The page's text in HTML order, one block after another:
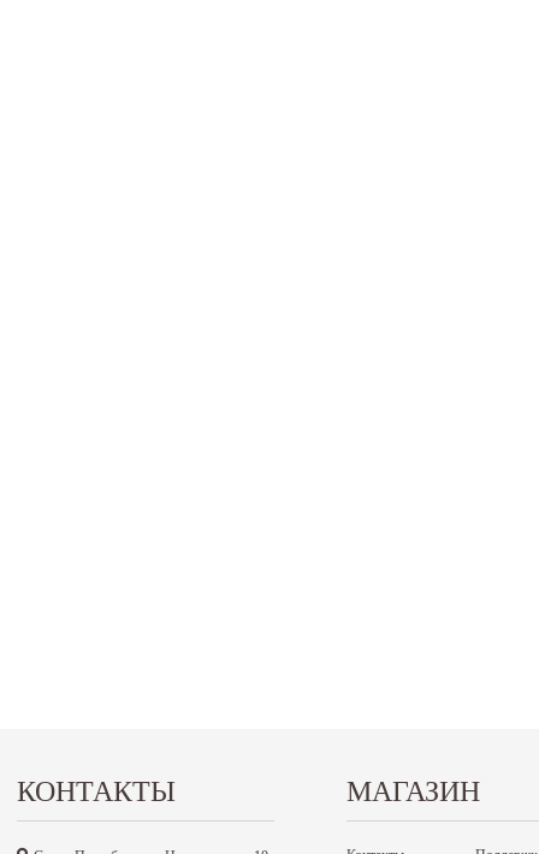
КОНТАКТЫ МАГАЗИН